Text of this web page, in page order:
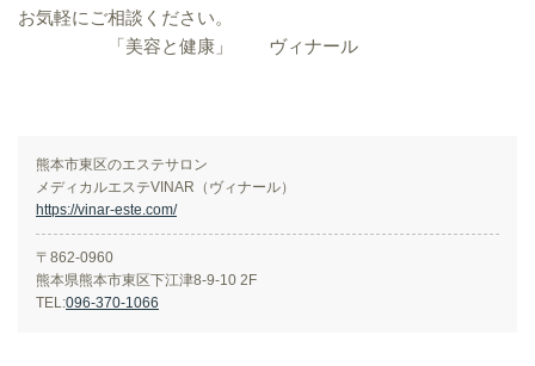
お気軽にご相談ください。
「美容と健康」 ヴィナール
熊本市東区のエステサロン
メディカルエステVINAR（ヴィナール）
https://vinar-este.com/
〒862-0960
熊本県熊本市東区下江津8-9-10 2F
TEL:096-370-1066